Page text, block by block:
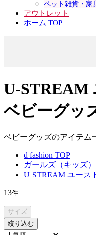
ペット雑貨・家
アウトレット
ホーム TOP
U-STREAM
ベビーグッ
ベビーグッズのアイテム
d fashion TOP
ガールズ（キッズ）
U-STREAM ユース
13件
サイズ
絞り込む